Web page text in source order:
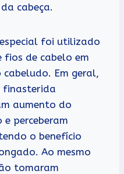
cabeça.
foi utilizado
de cabelo em
Em geral,
finasterida
aumento do
perceberam
o benefício
Ao mesmo
tomaram